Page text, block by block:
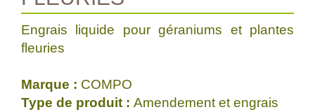
Engrais liquide pour géraniums et plantes
fleuries
Marque : COMPO
Type de produit : Amendement et engrais